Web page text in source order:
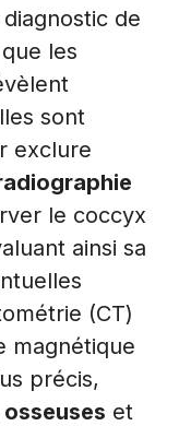
de
les
sont
exclure
le coccyx
ainsi sa
(CT)
magnétique
précis,
et